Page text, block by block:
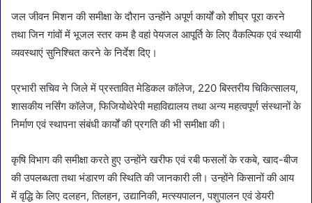
जल जीवन मिशन की समीक्षा के दौरान उन्होंने अपूर्ण कार्यों को शीघ्र पूरा करने
तथा जिन गांवों में भूजल स्तर कम है वहां पेयजल आपूर्ति के लिए वैकल्पिक एवं स्थायी
व्यवस्थाएं सुनिश्चित करने के निर्देश दिए।
प्रभारी सचिव ने जिले में प्रस्तावित मेडिकल कॉलेज, 220 बिस्तरीय चिकित्सालय,
शासकीय नर्सिंग कॉलेज, फिजियोथेरेपी महाविद्यालय तथा अन्य महत्वपूर्ण संस्थानों के
निर्माण एवं स्थापना संबंधी कार्यों की प्रगति की भी समीक्षा की।
कृषि विभाग की समीक्षा करते हुए उन्होंने खरीफ एवं रबी फसलों के रकबे, खाद-बीज
की उपलब्धता तथा भंडारण की स्थिति की जानकारी ली। उन्होंने किसानों की आय
में वृद्धि के लिए दलहन, तिलहन, उद्यानिकी, मत्स्यपालन, पशुपालन एवं डेयरी